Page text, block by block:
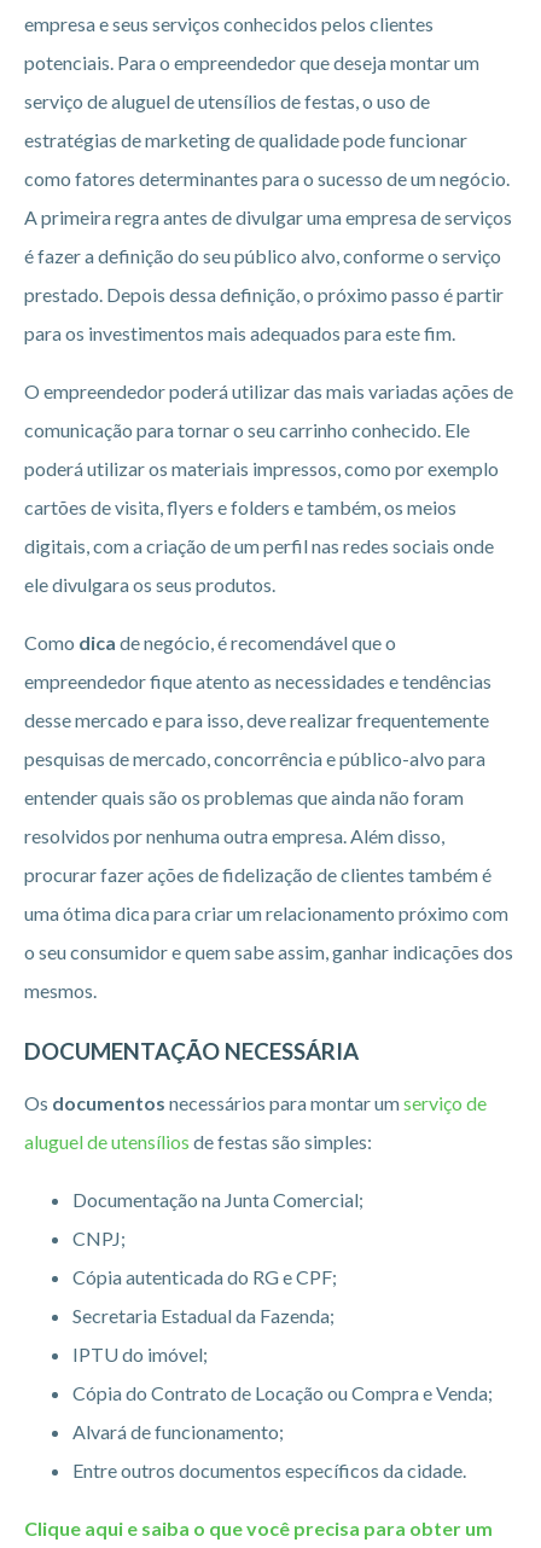
empresa e seus serviços conhecidos pelos clientes
potenciais. Para o empreendedor que deseja montar um
serviço de aluguel de utensílios de festas, o uso de
estratégias de marketing de qualidade pode funcionar
como fatores determinantes para o sucesso de um negócio.
A primeira regra antes de divulgar uma empresa de serviços
é fazer a definição do seu público alvo, conforme o serviço
prestado. Depois dessa definição, o próximo passo é partir
para os investimentos mais adequados para este fim.
O empreendedor poderá utilizar das mais variadas ações de
comunicação para tornar o seu carrinho conhecido. Ele
poderá utilizar os materiais impressos, como por exemplo
cartões de visita, flyers e folders e também, os meios
digitais, com a criação de um perfil nas redes sociais onde
ele divulgara os seus produtos.
Como dica de negócio, é recomendável que o
empreendedor fique atento as necessidades e tendências
desse mercado e para isso, deve realizar frequentemente
pesquisas de mercado, concorrência e público-alvo para
entender quais são os problemas que ainda não foram
resolvidos por nenhuma outra empresa. Além disso,
procurar fazer ações de fidelização de clientes também é
uma ótima dica para criar um relacionamento próximo com
o seu consumidor e quem sabe assim, ganhar indicações dos
mesmos.
DOCUMENTAÇÃO NECESSÁRIA
Os documentos necessários para montar umserviço de
aluguel de utensílios de festas são simples:
Documentação na Junta Comercial;
CNPJ;
Cópia autenticada do RG e CPF;
Secretaria Estadual da Fazenda;
IPTU do imóvel;
Cópia do Contrato de Locação ou Compra e Venda;
Alvará de funcionamento;
Entre outros documentos específicos da cidade.
Clique aqui e saiba o que você precisa para obter um